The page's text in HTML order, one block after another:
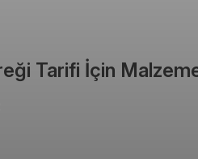
Tarifi İçin